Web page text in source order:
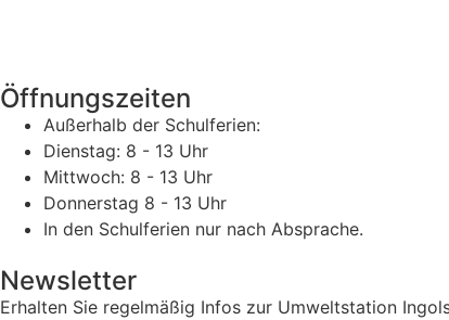
Öffnungszeiten
Außerhalb der Schulferien:
Dienstag: 8 - 13 Uhr
Mittwoch: 8 - 13 Uhr
Donnerstag 8 - 13 Uhr
In den Schulferien nur nach Absprache.
Newsletter
Erhalten Sie regelmäßig Infos zur Umweltstation